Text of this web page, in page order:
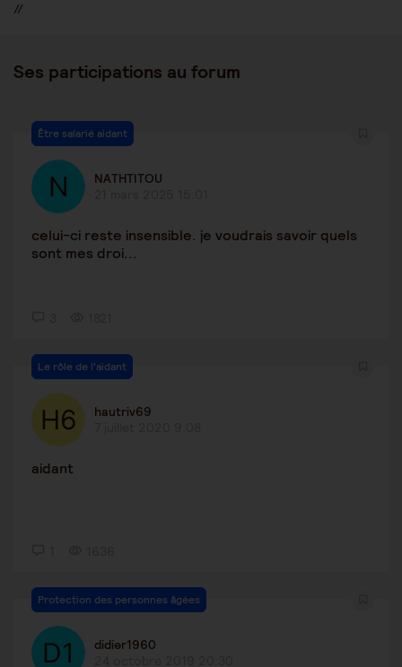
//
Ses participations au forum
Être salarié aidant
NATHTITOU
celui-ci reste insensible. je voudrais savoir quels
sont mes droi...
Le rôle de l'aidant
hautriv69
aidant
Protection des personnes âgées
didier1960